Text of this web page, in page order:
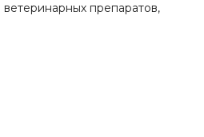
препаратов,